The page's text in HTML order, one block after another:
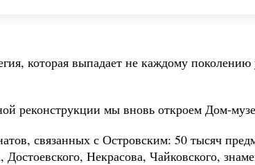
которая выпадает не каждому
реконструкции мы вновь откроем Дом-
связанных с Островским: 50 тысяч
Некрасова, Чайковского,